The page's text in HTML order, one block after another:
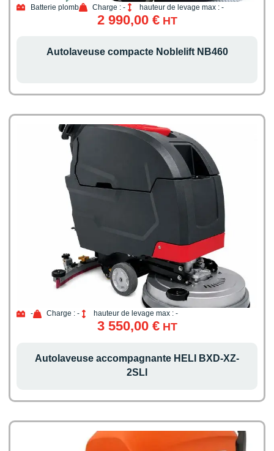
Batterie plomb Charge : - hauteur de levage max : -
2 990,00 €HT
Autolaveuse compacte Noblelift NB460
- Charge : - hauteur de levage max : -
3 550,00 €HT
Autolaveuse accompagnante HELI BXD-XZ-
2SLI